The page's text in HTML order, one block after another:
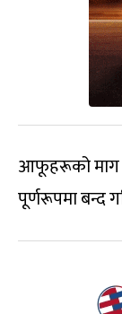
आफूहरूको माग
पूर्णरूपमा बन्द